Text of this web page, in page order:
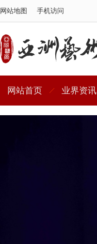
网站地图 手机访问
网站首页 业界资讯